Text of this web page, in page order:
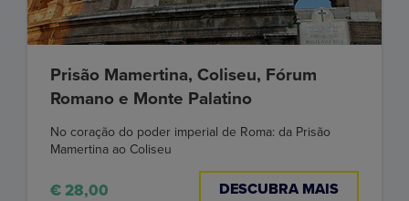
Prisão Mamertina, Coliseu, Fórum
Romano e Monte Palatino
No coração do poder imperial de Roma: da Prisão
Mamertina ao Coliseu
€ 28,00 DESCUBRA MAIS